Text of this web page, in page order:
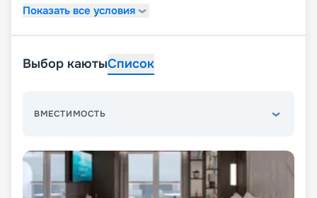
Показать все условия
Выбор каютыСписок
ВМЕСТИМОСТЬ